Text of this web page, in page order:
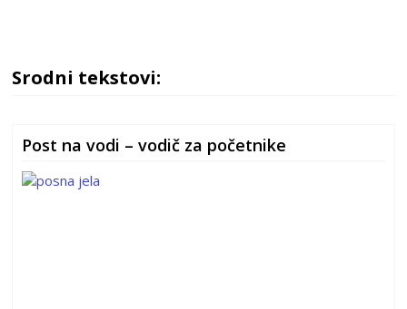
Srodni tekstovi:
Post na vodi – vodič za početnike